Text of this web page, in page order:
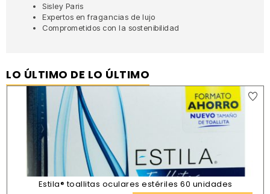
Sisley Paris
Expertos en fragancias de lujo
Comprometidos con la sostenibilidad
LO ÚLTIMO DE LO ÚLTIMO
Estila® toallitas oculares estériles 60 unidades